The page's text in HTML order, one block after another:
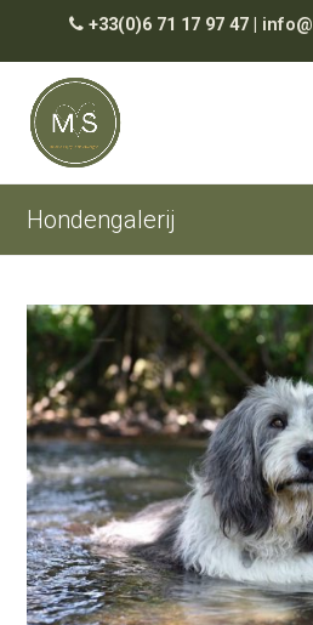
+33(0)6 71 17 97 47|
Hondengalerij